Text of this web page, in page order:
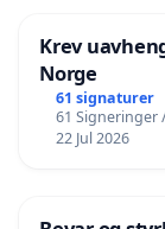
Krev
Norge
61 signaturer
61 Signeringer
22 Jul 2026